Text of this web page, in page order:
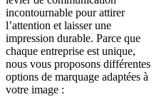
incontournable pour attirer
l’attention et laisser une
impression durable. Parce que
chaque entreprise est unique,
nous vous proposons différentes
options de marquage adaptées à
votre image :